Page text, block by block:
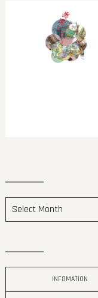
INFOMATION